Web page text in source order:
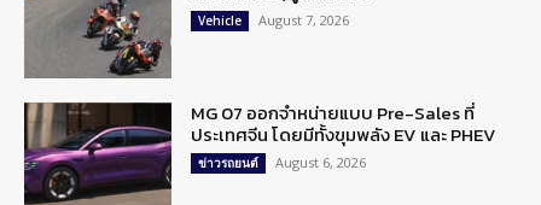
Vehicle August 7, 2026
MG 07 ออกจำหน่ายแบบ Pre-Sales ที่
ประเทศจีน โดยมีทั้งขุมพลัง EV และ PHEV
ข่าวรถยนต์ August 6, 2026